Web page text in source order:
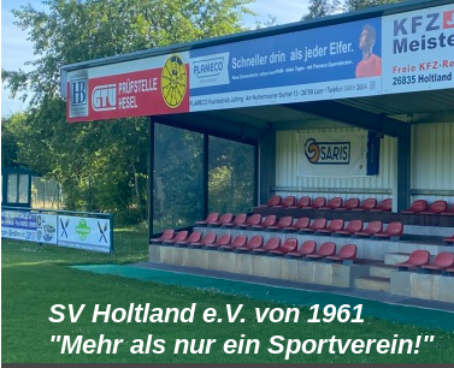
SV Holtland e.V. von 1961
"Mehr als nur ein Sportverein!"